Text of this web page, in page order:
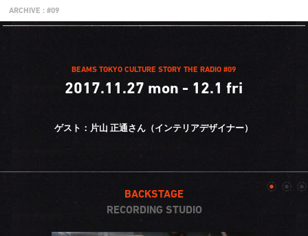
ARCHIVE : #09
BEAMS TOKYO CULTURE STORY THE RADIO #09
2017.11.27 mon - 12.1 fri
ゲスト：片山 正通さん（インテリアデザイナー）
BACKSTAGE
RECORDING STUDIO